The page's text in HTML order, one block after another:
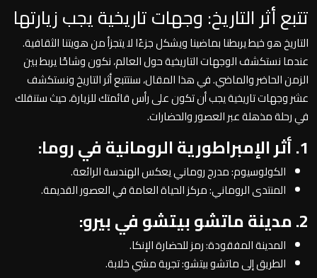
تتبع أثر التاريخ: وجهات تاريخية يجب زيارتها
التاريخ هو خيط يربطنا بماضينا ويشكل جزءًا لا يتجزأ من هويتنا الثقافية.
عندما نستكشف الوجهات التاريخية حول العالم، نكون وشاحًا يربط بين
الزمن الحاضر والماضي. في هذا المقال، سنتتبع أثر التاريخ ونستكشف
عشر وجهات تاريخية يجب أن تكون على رأس قائمتك للزيارة، حيث ستنقلك
في رحلة مذهلة عبر العصور والحضارات.
1. أثر الإمبراطورية الرومانية في روما:
الكولوسيوم: مدرج روماني يعكس الهندسة الرائعة.
المنتدى الروماني: مركز الحياة العامة في العصور القديمة.
2. مدينة ماتشو بيتشو في بيرو:
المدينة المفقودة: رمز للحضارة الإنكا.
الطريق إلى ماتشو بيتشو: تجربة مشي خلابة.